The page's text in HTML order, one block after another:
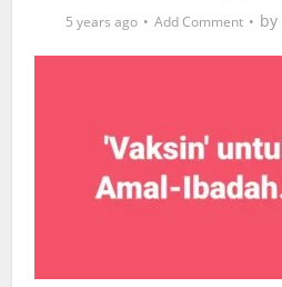
5 years ago Add Comment by